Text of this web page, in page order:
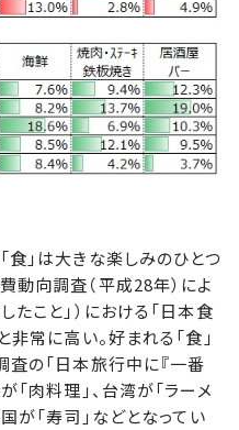
」は大きな楽しみのひとつ
動向調査（平成28年）によ
たこと」）における「日本食
常に高い。好まれる「食」
査の「日本旅行中に『一番
「肉料理」、台湾が「ラーメ
が「寿司」などとなってい